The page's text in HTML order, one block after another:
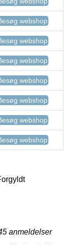
webshop
webshop
webshop
webshop
webshop
webshop
webshop
anmeldelser